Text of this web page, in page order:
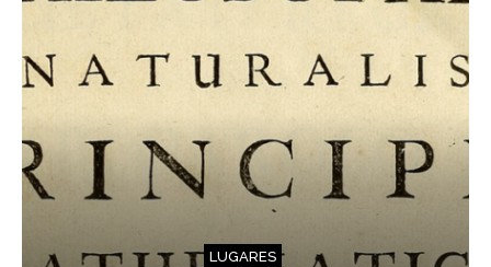
LUGARES